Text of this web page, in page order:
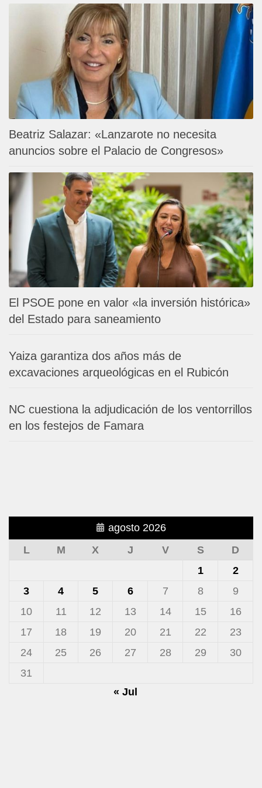
Beatriz Salazar: «Lanzarote no necesita
anuncios sobre el Palacio de Congresos»
El PSOE pone en valor «la inversión histórica»
del Estado para saneamiento
Yaiza garantiza dos años más de
excavaciones arqueológicas en el Rubicón
NC cuestiona la adjudicación de los ventorrillos
en los festejos de Famara
agosto 2026
L
M X J V S
D
1
2
3
4 5 6 7 8
9
10
11 12 13 14 15
16
17
18 19 20 21 22
23
24
25 26 27 28 29
30
31
« Jul